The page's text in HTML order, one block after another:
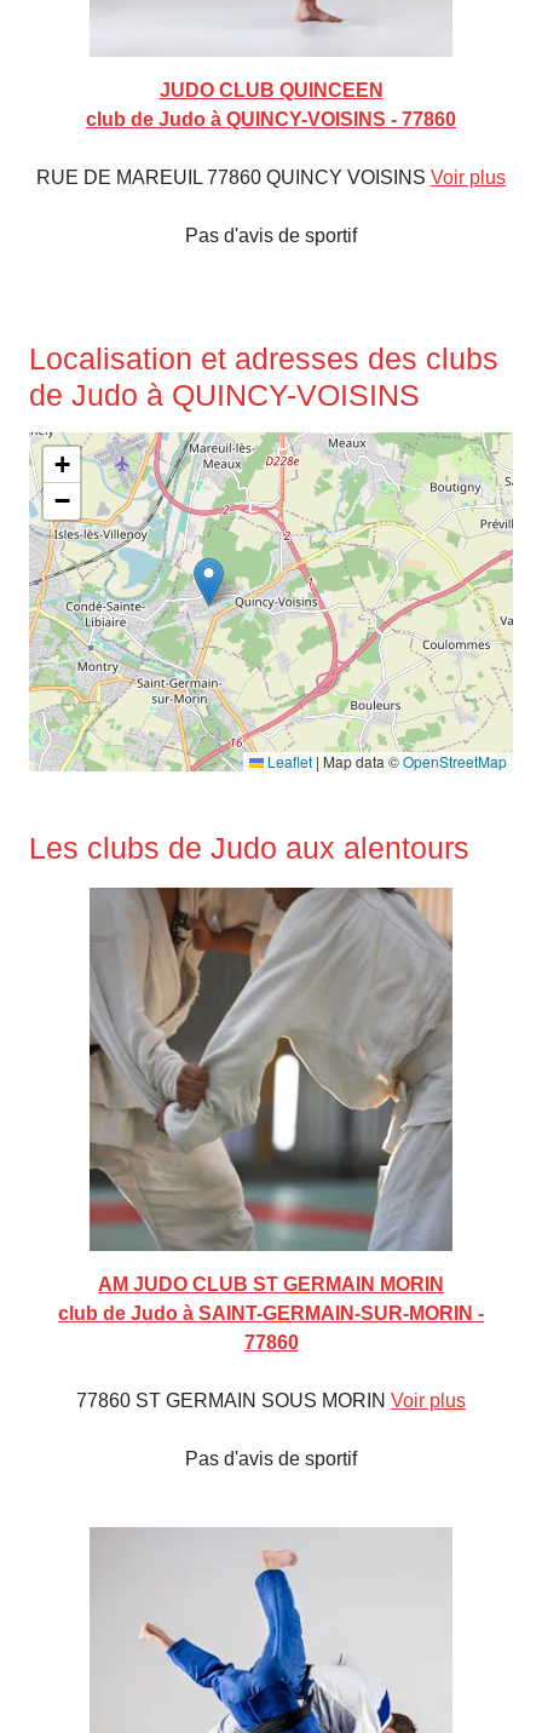
JUDO CLUB QUINCEEN
club de Judo à QUINCY-VOISINS - 77860
RUE DE MAREUIL 77860 QUINCY VOISINS Voir plus
Pas d'avis de sportif
Localisation et adresses des clubs
de Judo à QUINCY-VOISINS
+
−
Leaflet | Map data ©OpenStreetMap
Les clubs de Judo aux alentours
AM JUDO CLUB ST GERMAIN MORIN
club de Judo à SAINT-GERMAIN-SUR-MORIN -
77860
77860 ST GERMAIN SOUS MORIN Voir plus
Pas d'avis de sportif